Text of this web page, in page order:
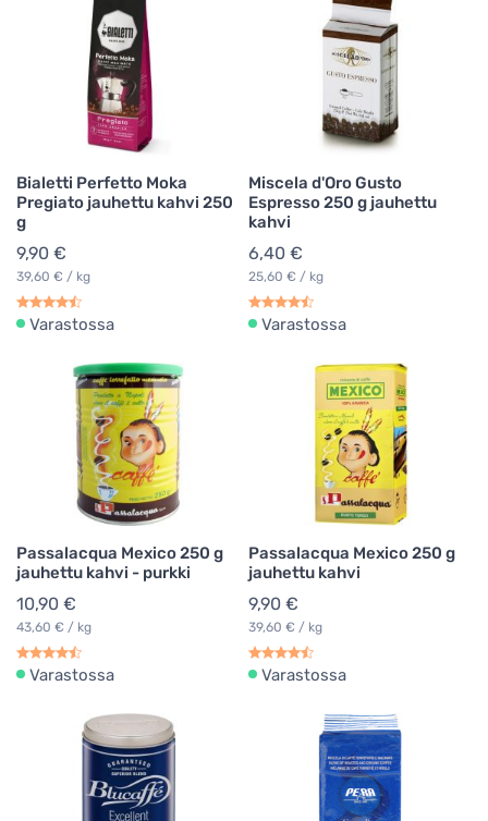
Bialetti Perfetto Moka
Pregiato jauhettu kahvi 250
g
9,90 €
39,60 € / kg
Varastossa
Miscela d'Oro Gusto
Espresso 250 g jauhettu
kahvi
6,40 €
25,60 € / kg
Varastossa
Passalacqua Mexico 250 g
jauhettu kahvi - purkki
10,90 €
43,60 € / kg
Varastossa
Passalacqua Mexico 250 g
jauhettu kahvi
9,90 €
39,60 € / kg
Varastossa